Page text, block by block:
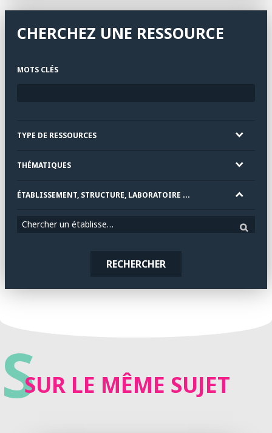
CHERCHEZ UNE RESSOURCE
MOTS CLÉS
TYPE DE RESSOURCES
THÉMATIQUES
ÉTABLISSEMENT, STRUCTURE, LABORATOIRE ...
Chercher un établissement
RECHERCHER
SSUR LE MÊME SUJET